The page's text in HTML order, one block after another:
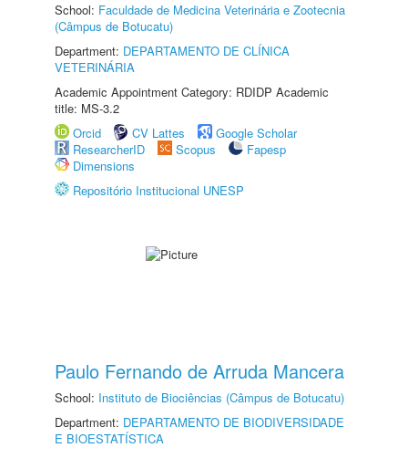
School: Faculdade de Medicina Veterinária e Zootecnia
(Câmpus de Botucatu)
Department: DEPARTAMENTO DE CLÍNICA
VETERINÁRIA
Academic Appointment Category: RDIDP Academic
title: MS-3.2
Orcid
CV Lattes
Google Scholar
ResearcherID
Scopus
Fapesp
Dimensions
Repositório Institucional UNESP
Paulo Fernando de Arruda Mancera
School: Instituto de Biociências (Câmpus de Botucatu)
Department: DEPARTAMENTO DE BIODIVERSIDADE
E BIOESTATÍSTICA